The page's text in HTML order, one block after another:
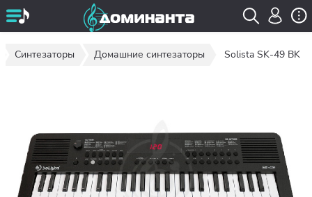
Синтезаторы Домашние синтезаторы Solista SK-49 BK